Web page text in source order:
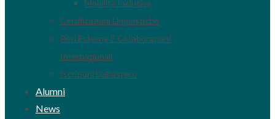
Mobilità Inclusiva
Certificazioni Linguistiche
Reti Esterne E Collaborazioni
Internazionali
Iscrizioni Dall’estero
Alumni
News